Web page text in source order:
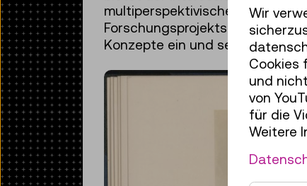
multiperspektivische
Forschungsprojekts
Konzepte ein und sensibilisiert
Wir
Cookies
und
von
für die
Weitere